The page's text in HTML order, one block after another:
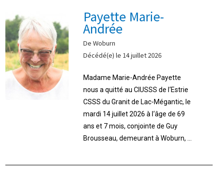
Payette Marie-
Andrée
De Woburn
Décédé(e) le 14 juillet 2026
Madame Marie-Andrée Payette
nous a quitté au CIUSSS de l‘Estrie
CSSS du Granit de Lac-Mégantic, le
mardi 14 juillet 2026 à l‘âge de 69
ans et 7 mois, conjointe de Guy
Brousseau, demeurant à Woburn, ...